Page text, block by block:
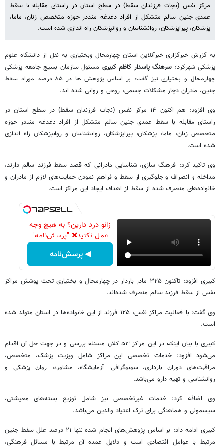
مرکز نفس (نجات فرزندان سقط) در سطح استان در راستای مقابله با سقط
عمدی جنین سالم متشکل از افراد دغدغه منددر حوزه متخصص زنان، ماما،
پزشکان، پیراپزشکان، روانشناسان و روانپزشکان راه اندازی شده است.
به گزرش خبرگزاری خبرآنلاین استان چهارمحال وبختیاری به نقل از دانشگاه علوم
پزشکی شهرکرد؛ سرهنگ پاسدار کاظم کبیری مسئول سازمان بسیج جامعه پزشکی
چهارمحال و بختیاری نیز گفت: بر اساس پژوهش ها در ۸۵ درصد موراد سقط
جنین، مادران دچار مشکلات جسمی، روحی و روانی شده اند.
وی افزود: هم اکنون ۱۴ مرکز نفس (نجات فرزندان سقط) در سطح استان در
راستای مقابله با سقط عمدی جنین سالم متشکل از افراد دغدغه منددر حوزه
متخصص زنان، ماما، پزشکان، پیراپزشکان، روانشناسان و روانپزشکان راه اندازی
شده است.
وی تاکید کرد: فرهنگ سازی، شناسایی مادرانی که قصد سقط فرزند سالم دارند،
مداخله و انصراف و جلوگیری از سقط و فراهم نمودن حمایت‌های لازم از مادران و
خانواده‌های منصرف شده از سقط از اهداف ایجاد این مراکز است.
زانو درد دارین؟ به هیچ وجه
عمل نکنید❌ "پرسش‌نامه"
◀ پرسش‌نامه
کبیری افزود: تاکنون ۳۲۵ مادر باردار در چهارمحال و بختیاری تحت پوشش مراکز
نفس از سقط فرزند سالم منصرف شده‌اند.
وی گفت: با فعالیت مراکز نفس، ۱۲۵ فرزند از این خانواده‌ها در استان متولد شده
است.
کبیری با بیان اینکه در این مراکز ۵۳ کلان مسئله بررسی و در جهت حل آن اقدام
می‌شود افزود: خدمات تخصصی این مراکز شامل ویزیت پزشک، متخصص،
مراقبت‌های دوران بارداری، سونوگرافی، آزمایشگاه، مشاوره، روان پزشکی و
روانشناسی و تهیه دارو می‌باشد.
وی اضافه کرد: خدمات غیرتخصصی نیز شامل توزیع بسته‌های معیشتی،
سیسمونی و هماهنگی برای ترک اعتیاد والدین می‌باشد.
کبیری ادامه داد: بر اساس پژوهش‌های انجام شده تنها ۲۱ درصد علل سقط جنین
مرتبط با عوامل اقتصادی است و دلایل عمده آن مرتبط با مسائل فرهنگی،